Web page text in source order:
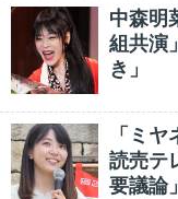
中森明
組共演
き」
「ミ
読売テ
要議論